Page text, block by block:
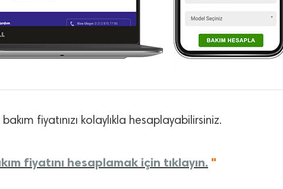
fiyatınızı kolaylıkla hesaplayabilirsiniz.
fiyatını hesaplamak için tıklayın. "